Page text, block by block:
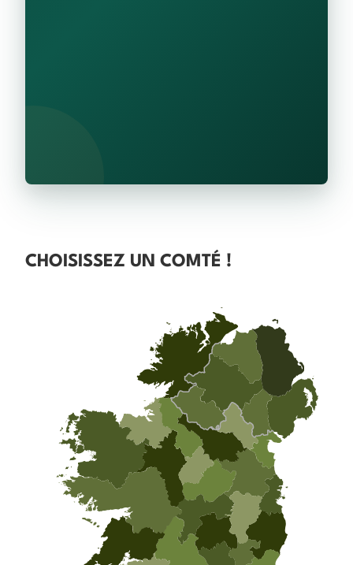
CHOISISSEZ UN COMTÉ !